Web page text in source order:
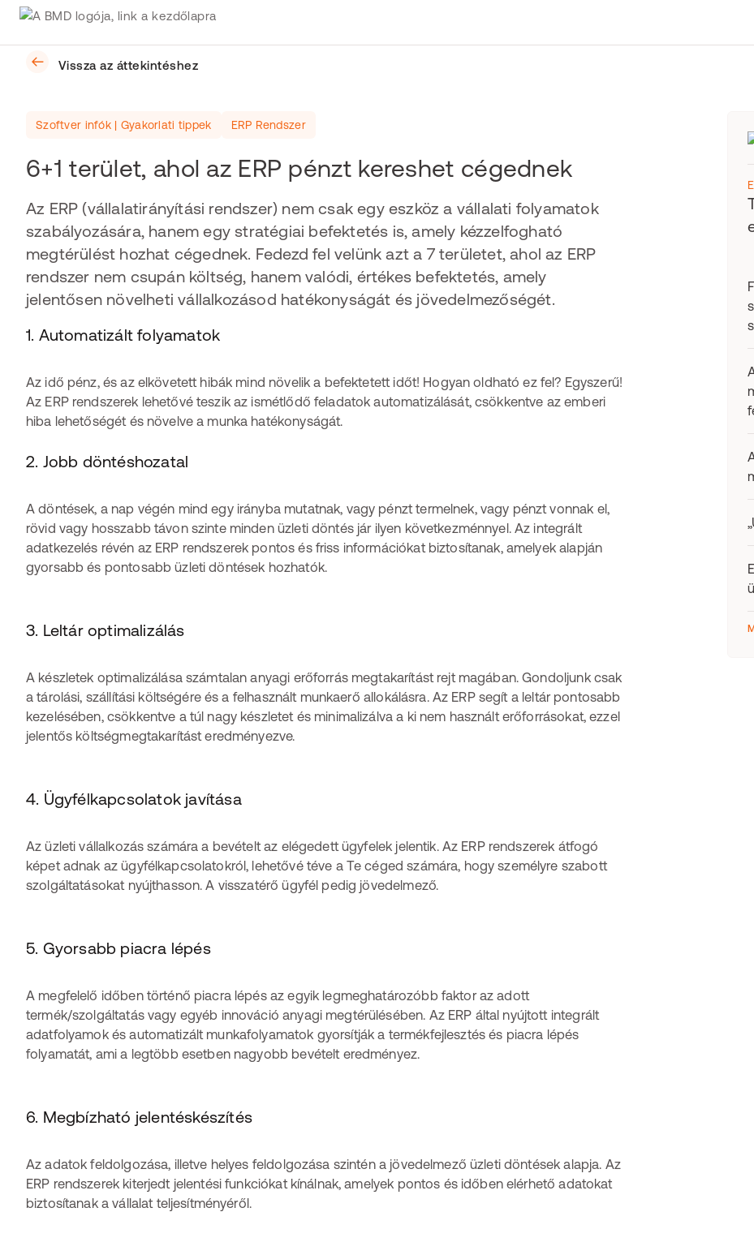
Vissza az áttekintéshez
Szoftver infók | Gyakorlati tippek ERP Rendszer
6+1 terület, ahol az ERP pénzt kereshet cégednek
Az ERP (vállalatirányítási rendszer) nem csak egy eszköz a vállalati folyamatok
szabályozására, hanem egy stratégiai befektetés is, amely kézzelfogható
megtérülést hozhat cégednek. Fedezd fel velünk azt a 7 területet, ahol az ERP
rendszer nem csupán költség, hanem valódi, értékes befektetés, amely
jelentősen növelheti vállalkozásod hatékonyságát és jövedelmezőségét.
1. Automatizált folyamatok
Az idő pénz, és az elkövetett hibák mind növelik a befektetett időt! Hogyan oldható ez fel? Egyszerű!
Az ERP rendszerek lehetővé teszik az ismétlődő feladatok automatizálását, csökkentve az emberi
hiba lehetőségét és növelve a munka hatékonyságát.
2. Jobb döntéshozatal
A döntések, a nap végén mind egy irányba mutatnak, vagy pénzt termelnek, vagy pénzt vonnak el,
rövid vagy hosszabb távon szinte minden üzleti döntés jár ilyen következménnyel. Az integrált
adatkezelés révén az ERP rendszerek pontos és friss információkat biztosítanak, amelyek alapján
gyorsabb és pontosabb üzleti döntések hozhatók.
3. Leltár optimalizálás
A készletek optimalizálása számtalan anyagi erőforrás megtakarítást rejt magában. Gondoljunk csak
a tárolási, szállítási költségére és a felhasznált munkaerő allokálásra. Az ERP segít a leltár pontosabb
kezelésében, csökkentve a túl nagy készletet és minimalizálva a ki nem használt erőforrásokat, ezzel
jelentős költségmegtakarítást eredményezve.
4. Ügyfélkapcsolatok javítása
Az üzleti vállalkozás számára a bevételt az elégedett ügyfelek jelentik. Az ERP rendszerek átfogó
képet adnak az ügyfélkapcsolatokról, lehetővé téve a Te céged számára, hogy személyre szabott
szolgáltatásokat nyújthasson. A visszatérő ügyfél pedig jövedelmező.
5. Gyorsabb piacra lépés
A megfelelő időben történő piacra lépés az egyik legmeghatározóbb faktor az adott
termék/szolgáltatás vagy egyéb innováció anyagi megtérülésében. Az ERP által nyújtott integrált
adatfolyamok és automatizált munkafolyamatok gyorsítják a termékfejlesztés és piacra lépés
folyamatát, ami a legtöbb esetben nagyobb bevételt eredményez.
6. Megbízható jelentéskészítés
Az adatok feldolgozása, illetve helyes feldolgozása szintén a jövedelmező üzleti döntések alapja. Az
ERP rendszerek kiterjedt jelentési funkciókat kínálnak, amelyek pontos és időben elérhető adatokat
biztosítanak a vállalat teljesítményéről.